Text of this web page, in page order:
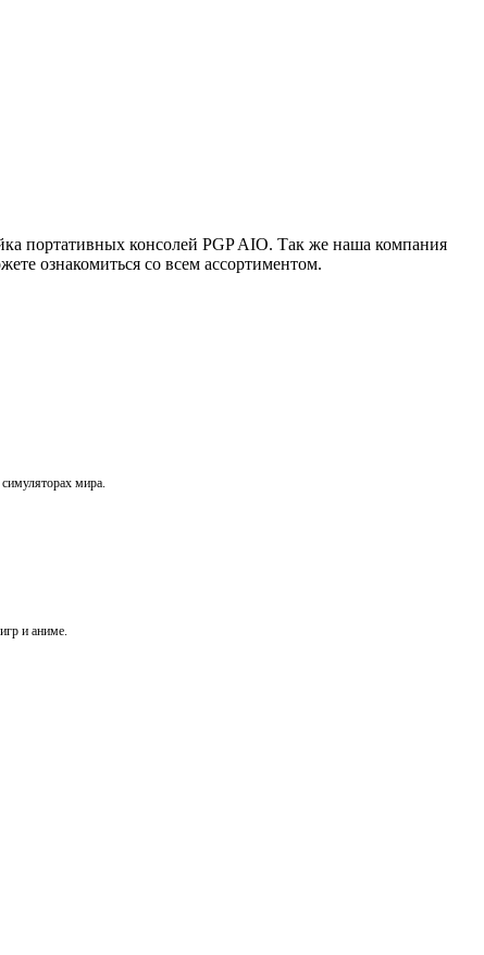
портативных консолей PGP AIO. Так же наша компания
ознакомиться со всем ассортиментом.
мира.
и аниме.